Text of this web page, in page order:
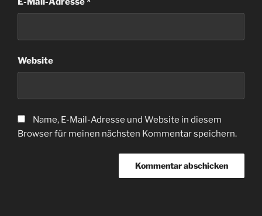
Website
Name, E-Mail-Adresse und Website in diesem
Browser für meinen nächsten Kommentar speichern.